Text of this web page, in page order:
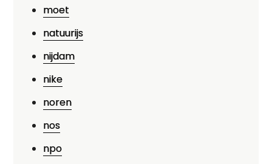
moet
natuurijs
nijdam
nike
noren
nos
npo